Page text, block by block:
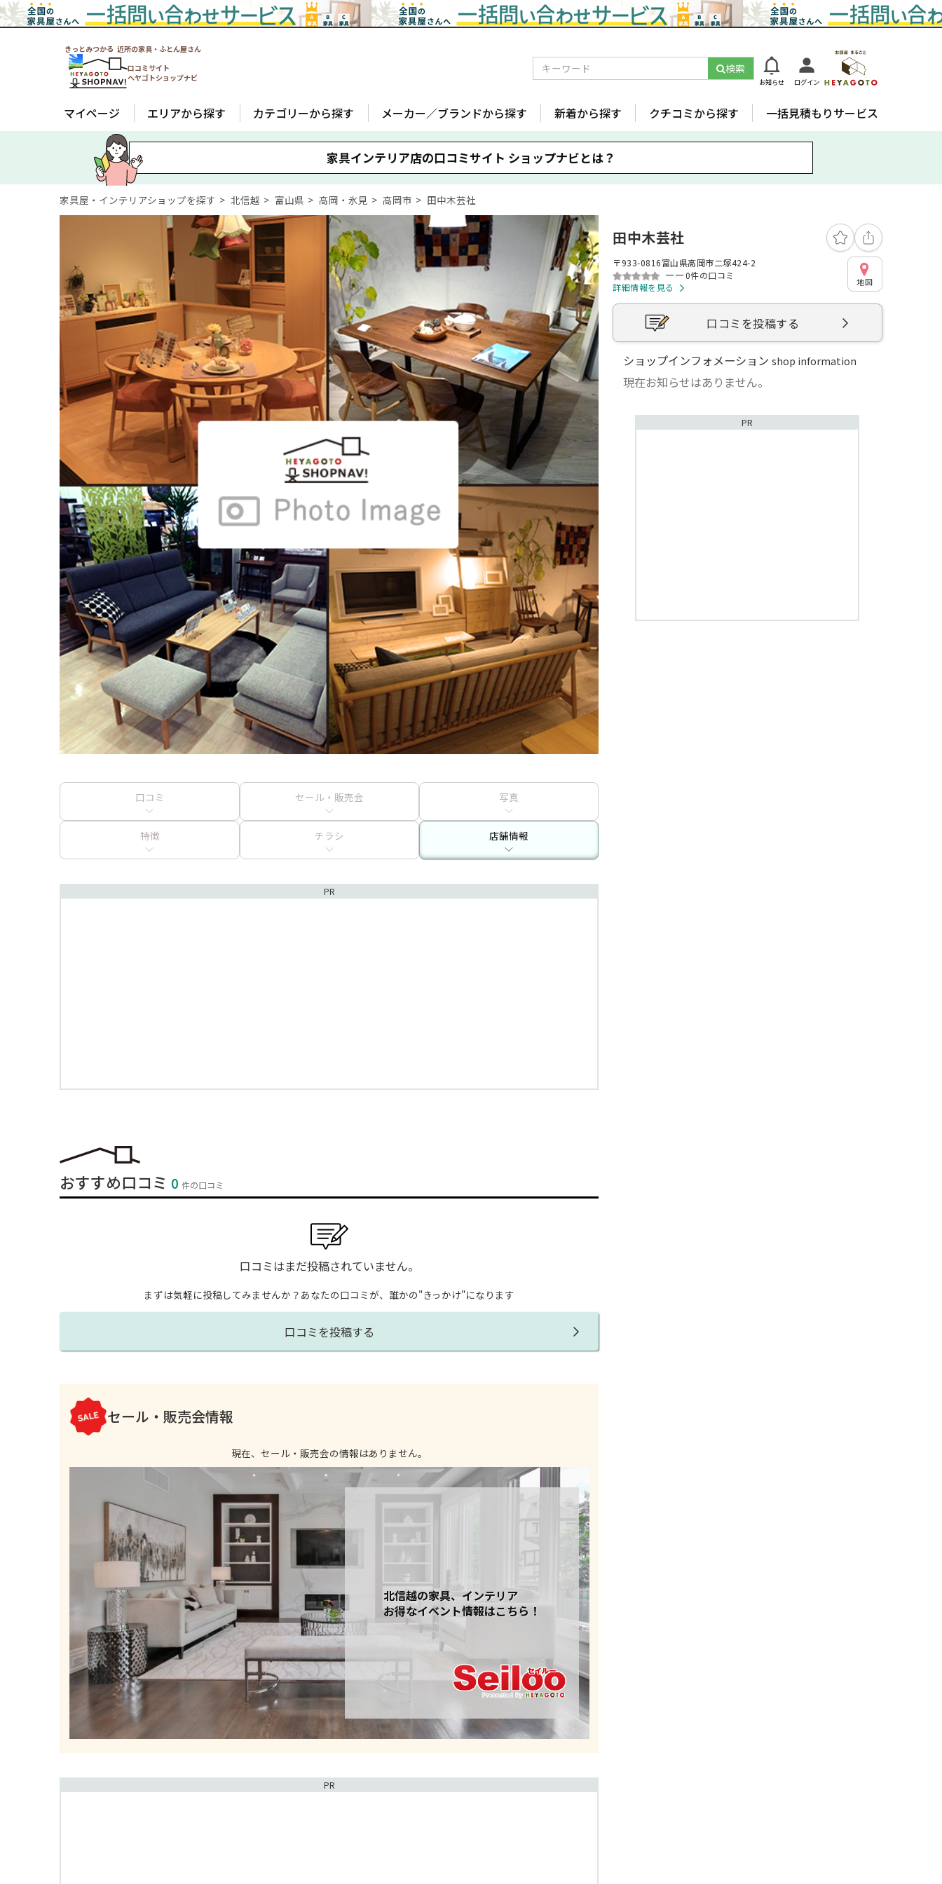
きっとみつかる 近所の家具・ふとん屋さん
口コミサイト
ヘヤゴトショップナビ
検索
お知らせ ログイン
マイページ エリアから探す カテゴリーから探す メーカー／ブランドから探す 新着から探す クチコミから探す 一括見積もりサービス
家具インテリア店の口コミサイト ショップナビとは？
家具屋・インテリアショップを探す 北信越 富山県 高岡・氷見 高岡市 田中木芸社
田中木芸社
〒933-0816富山県高岡市二塚424-2
ーー0件の口コミ
詳細情報を見る
地図
口コミを投稿する
ショップインフォメーションshop information
現在お知らせはありません。
PR
口コミ セール・販売会 写真
特徴 チラシ 店舗情報
PR
おすすめ口コミ 0件の口コミ
口コミはまだ投稿されていません。
まずは気軽に投稿してみませんか？ あなたの口コミが、誰かの"きっかけ"になります
口コミを投稿する
セール・販売会情報
現在、セール・販売会の情報はありません。
北信越の家具、インテリア
お得なイベント情報はこちら！
PR